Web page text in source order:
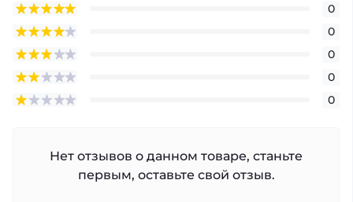
0
0
0
0
0
Нет отзывов о данном товаре, станьте
первым, оставьте свой отзыв.